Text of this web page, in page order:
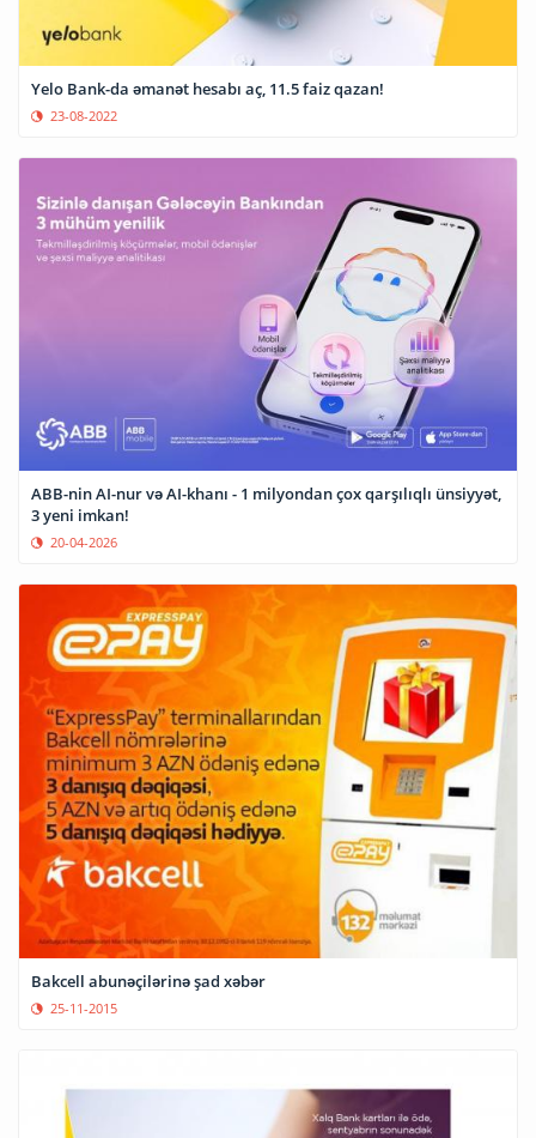
Yelo Bank-da əmanət hesabı aç, 11.5 faiz qazan!
23-08-2022
ABB-nin AI-nur və AI-khanı - 1 milyondan çox qarşılıqlı ünsiyyət,
3 yeni imkan!
20-04-2026
Bakcell abunəçilərinə şad xəbər
25-11-2015